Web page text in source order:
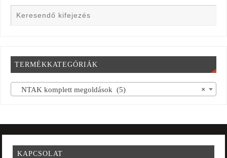
TERMÉKKATEGÓRIÁK
×
NTAK komplett megoldások (5)
KAPCSOLAT